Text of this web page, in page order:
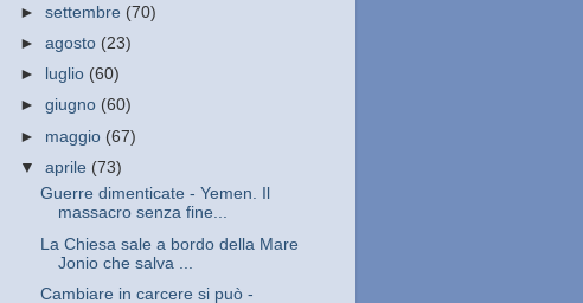
►settembre (70)
►agosto (23)
►
luglio (60)
►giugno (60)
► maggio (67)
▼aprile (73)
Guerre dimenticate - Yemen. Il
massacro senza fine...
La Chiesa sale a bordo della Mare
Jonio che salva ...
Cambiare in carcere si può -